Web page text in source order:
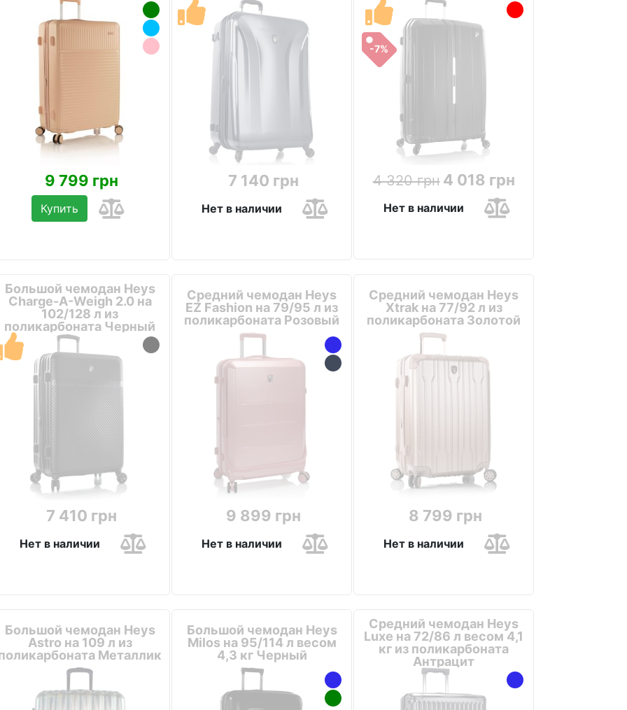
9 799 грн
Купить
7 140 грн
Нет в наличии
-7%
4 320 грн 4 018 грн
Нет в наличии
Большой чемодан Heys
Charge-A-Weigh 2.0 на
102/128 л из
поликарбоната Черный
7 410 грн
Нет в наличии
Средний чемодан Heys
EZ Fashion на 79/95 л из
поликарбоната Розовый
9 899 грн
Нет в наличии
Средний чемодан Heys
Xtrak на 77/92 л из
поликарбоната Золотой
8 799 грн
Нет в наличии
Большой чемодан Heys
Astro на 109 л из
Металлик
Большой чемодан Heys
Milos на 95/114 л весом
4,3 кг Черный
Средний чемодан Heys
Luxe на 72/86 л весом 4,1
кг из поликарбоната
Антрацит